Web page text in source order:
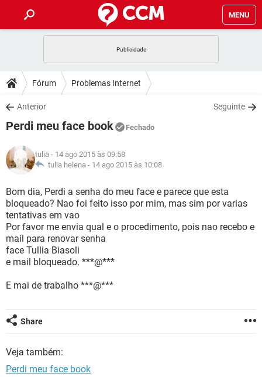
MENU
CELULAR FACEBOOK
OUTLOOK
INSTAGRAM GMAIL
GUIA DE COMPRAS
DICAS
JOGOS WHATSAPP
INSTAGRAM
DOWNLOADS
JOGOS WHATSAPP
CELULAR
OUTLOOK EXCEL
INSTAGRAM
GUIA DE COMPRAS
JOGOS
OUTLOOK EXCEL
INSTAGRAM
GUIA DE COMPRAS
GLOSSÁRIO
JOGOS
CELULAR FACEBOOK
OUTLOOK EXCEL
INSTAGRAM
GUIA DE COMPRAS
Fórum Problemas Internet
Anterior Seguinte
Perdi meu face book Fechado
tulia - 14 ago 2015 às 09:58
tulia helena - 14 ago 2015 às 10:08
Bom dia, Perdi a senha do meu face e parece que esta
bloqueado? Nao foi feito isso por mim, mas sim por varias
tentativas em vao
Por favor me envia qual e o procedimento, pois nao recebo e
mail para renovar senha
face Tullia Biasoli
e mail bloqueado. ***@***
E mai de trabalho ***@***
Share
Veja também:
Perdi meu face book